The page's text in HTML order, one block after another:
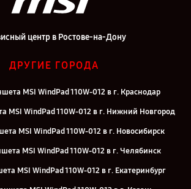
центр в Ростове-на-Дону
ДРУГИЕ ГОРОДА
MSI WindPad 110W-012 в г. Краснодар
MSI WindPad 110W-012 в г. Нижний Новгород
MSI WindPad 110W-012 в г. Новосибирск
MSI WindPad 110W-012 в г. Челябинск
MSI WindPad 110W-012 в г. Екатеринбург